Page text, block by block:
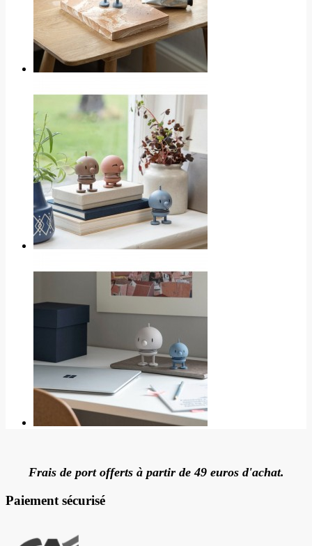
Frais de port offerts à partir de 49 euros d'achat.
Paiement sécurisé